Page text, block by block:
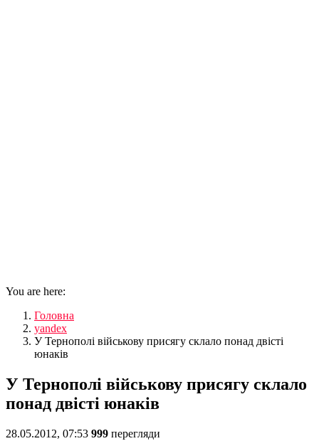
You are here:
Головна
yandex
У Тернополі військову присягу склало понад двісті
юнаків
У Тернополі військову присягу склало
понад двісті юнаків
28.05.2012, 07:53 999 перегляди